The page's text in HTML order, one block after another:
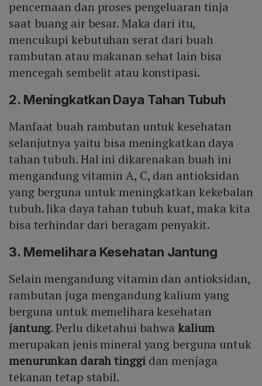
pencernaan dan proses pengeluaran tinja
saat buang air besar. Maka dari itu,
mencukupi kebutuhan serat dari buah
rambutan atau makanan sehat lain bisa
mencegah sembelit atau konstipasi.
2. Meningkatkan Daya Tahan Tubuh
Manfaat buah rambutan untuk kesehatan
selanjutnya yaitu bisa meningkatkan daya
tahan tubuh. Hal ini dikarenakan buah ini
mengandung vitamin A, C, dan antioksidan
yang berguna untuk meningkatkan kekebalan
tubuh. Jika daya tahan tubuh kuat, maka kita
bisa terhindar dari beragam penyakit.
3. Memelihara Kesehatan Jantung
Selain mengandung vitamin dan antioksidan,
rambutan juga mengandung kalium yang
berguna untuk memelihara kesehatan
jantung. Perlu diketahui bahwa kalium
merupakan jenis mineral yang berguna untuk
menurunkan darah tinggidan menjaga
tekanan tetap stabil.